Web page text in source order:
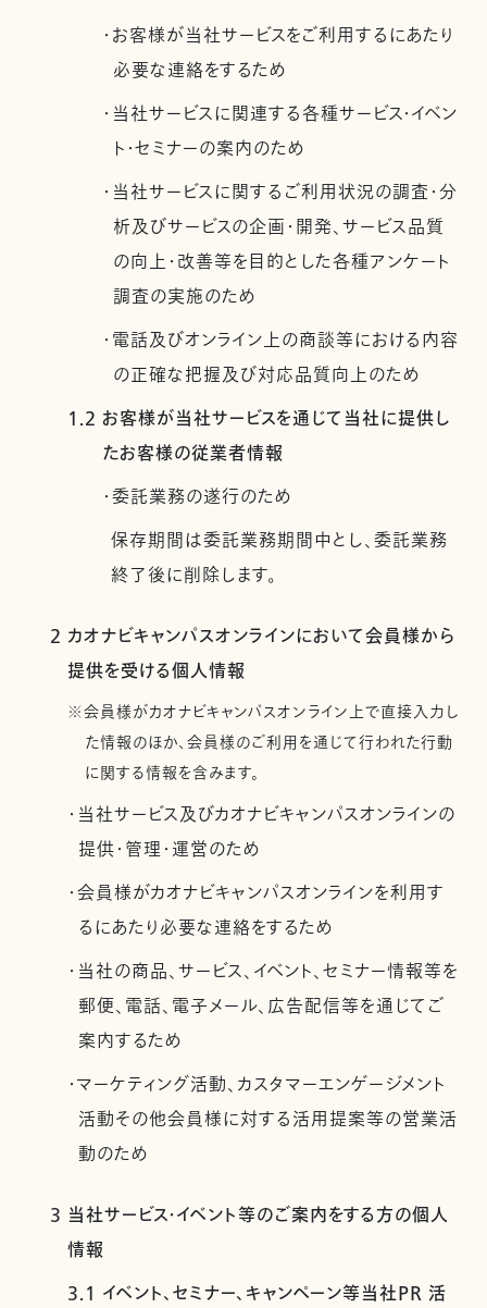
・お客様が当社サービスをご利用するにあたり
必要な連絡をするため
・当社サービスに関連する各種サービス・イベン
ト・セミナーの案内のため
・当社サービスに関するご利用状況の調査・分
析及びサービスの企画・開発、サービス品質
の向上・改善等を目的とした各種アンケート
調査の実施のため
・電話及びオンライン上の商談等における内容
の正確な把握及び対応品質向上のため
1.2 お客様が当社サービスを通じて当社に提供し
たお客様の従業者情報
・委託業務の遂行のため
保存期間は委託業務期間中とし、委託業務
終了後に削除します。
2 カオナビキャンパスオンラインにおいて会員様から
提供を受ける個人情報
※会員様がカオナビキャンパスオンライン上で直接入力し
た情報のほか、会員様のご利用を通じて行われた行動
に関する情報を含みます。
・当社サービス及びカオナビキャンパスオンラインの
提供・管理・運営のため
・会員様がカオナビキャンパスオンラインを利用す
るにあたり必要な連絡をするため
・当社の商品、サービス、イベント、セミナー情報等を
郵便、電話、電子メール、広告配信等を通じてご
案内するため
・マーケティング活動、カスタマーエンゲージメント
活動その他会員様に対する活用提案等の営業活
動のため
3 当社サービス・イベント等のご案内をする方の個人
情報
3.1 イベント、セミナー、キャンペーン等当社PR 活